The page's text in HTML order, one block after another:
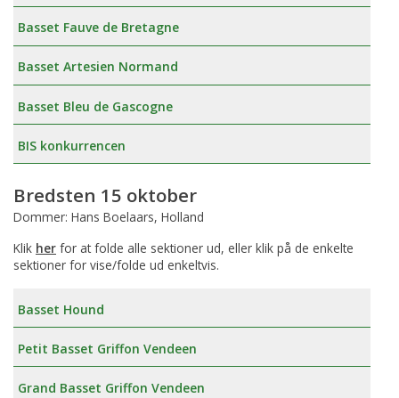
Basset Fauve de Bretagne
Basset Artesien Normand
Basset Bleu de Gascogne
BIS konkurrencen
Bredsten 15 oktober
Dommer: Hans Boelaars, Holland
Klik her for at folde alle sektioner ud, eller klik på de enkelte
sektioner for vise/folde ud enkeltvis.
Basset Hound
Petit Basset Griffon Vendeen
Grand Basset Griffon Vendeen